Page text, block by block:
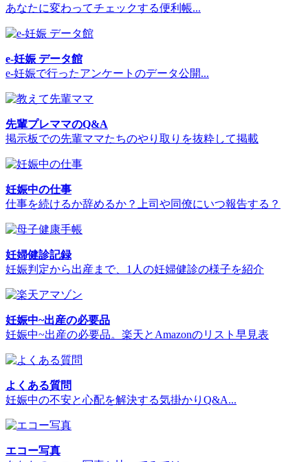
あなたに変わってチェックする便利帳...
e-妊娠 データ館
e-妊娠で行ったアンケートのデータ公開...
先輩プレママのQ&A
掲示板での先輩ママたちのやり取りを抜粋して掲載
妊娠中の仕事
仕事を続けるか辞めるか？上司や同僚にいつ報告する？
妊婦健診記録
妊娠判定から出産まで、1人の妊婦健診の様子を紹介
妊娠中~出産の必要品
妊娠中~出産の必要品。楽天とAmazonのリスト早見表
よくある質問
妊娠中の不安と心配を解決する気掛かりQ&A...
エコー写真